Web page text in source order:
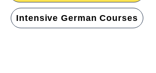
Intensive German Courses